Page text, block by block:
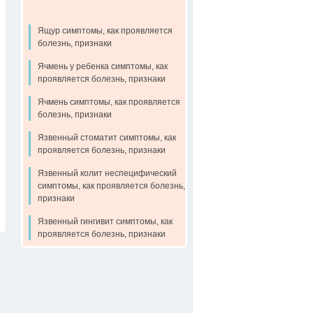
Ящур симптомы, как проявляется
болезнь, признаки
Ячмень у ребенка симптомы, как
проявляется болезнь, признаки
Ячмень симптомы, как проявляется
болезнь, признаки
Язвенный стоматит симптомы, как
проявляется болезнь, признаки
Язвенный колит неспецифический
симптомы, как проявляется болезнь,
признаки
Язвенный гингивит симптомы, как
проявляется болезнь, признаки